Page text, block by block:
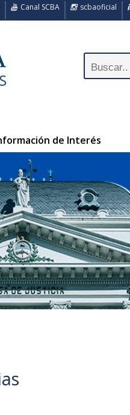
scbaoficial
Canal SCBA
de Interés